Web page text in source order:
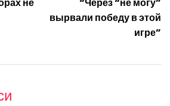
вырвали победу в этой
игре”